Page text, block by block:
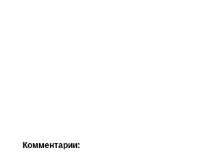
Комментарии: